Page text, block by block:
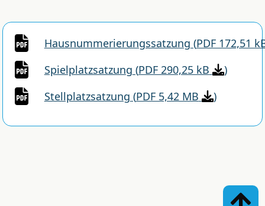
Hausnummerierungssatzung (PDF 172,51
Spielplatzsatzung (PDF 290,25 kB
)
Stellplatzsatzung (PDF 5,42 MB )